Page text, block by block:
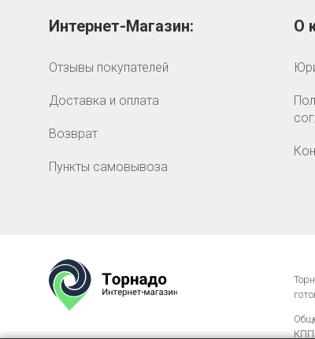
Интернет-Магазин:
Отзывы покупателей
Доставка и оплата
Возврат
Пункты самовывоза
О
КПП